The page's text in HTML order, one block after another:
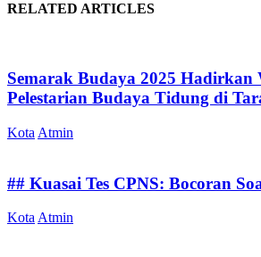
RELATED ARTICLES
Semarak Budaya 2025 Hadirkan
Pelestarian Budaya Tidung di
Kota Atmin
## Kuasai Tes CPNS: Bocoran
Kota Atmin